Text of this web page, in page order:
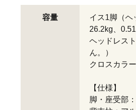
容量
イス1脚（ヘ
26.2kg、
ヘッドレス
ん。）
クロスカラ
【仕様】
脚・座受部